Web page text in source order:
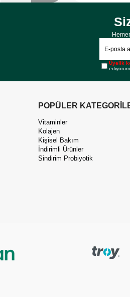
Üyelik
ediyorum.
POPÜLER
Vitaminler
Kolajen
Kişisel Bakım
İndirimli Ürünler
Sindirim Probiyotik